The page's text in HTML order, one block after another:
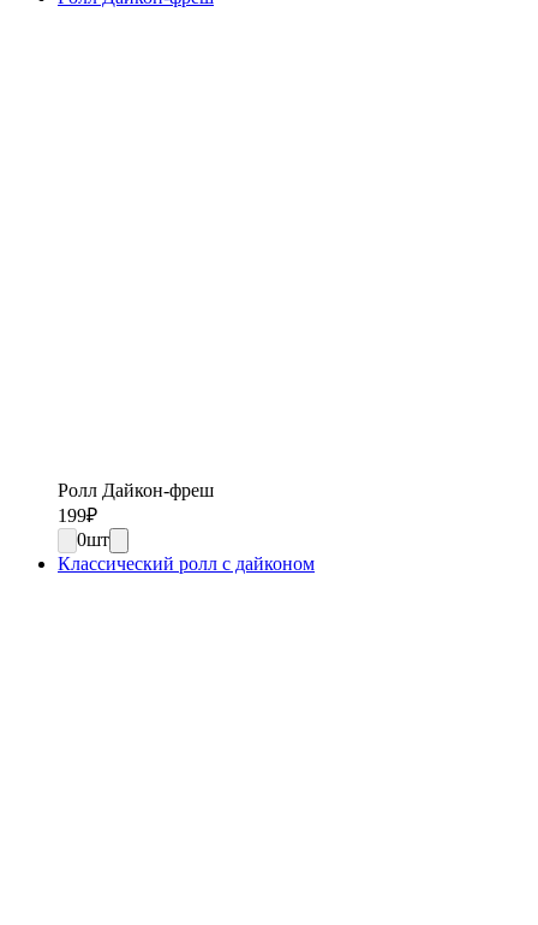
Ролл Дайкон-фреш
199₽
0шт
Классический ролл с дайконом